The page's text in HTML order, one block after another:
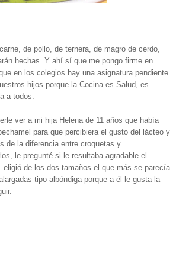
de pollo, de ternera, de magro de cerdo,
hechas. Y ahí sí que me pongo firme en
en los colegios hay una asignatura pendiente
hijos porque la Cocina es Salud, es
a todos.
ver a mi hija Helena de 11 años que había
para que percibiera el gusto del lácteo y
de la diferencia entre croquetas y
le pregunté si le resultaba agradable el
de los dos tamaños el que más se parecía
tipo albóndiga porque a él le gusta la